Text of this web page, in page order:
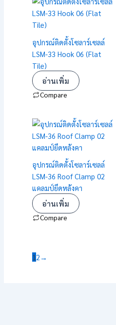
อุปกรณ์ติดตั้งโซลาร์เซลล์
LSM-33 Hook 06 (Flat
Tile)
อ่านเพิ่ม
Compare
อุปกรณ์ติดตั้งโซลาร์เซลล์
LSM-36 Roof Clamp 02
แคลมป์ยึดหลังคา
อ่านเพิ่ม
Compare
1 2 →